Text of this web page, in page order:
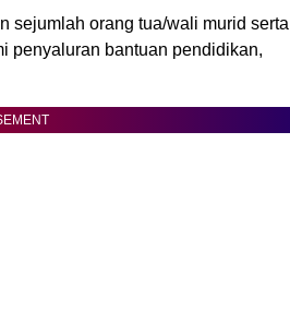
sejumlah orang tua/wali murid serta
penyaluran bantuan pendidikan,